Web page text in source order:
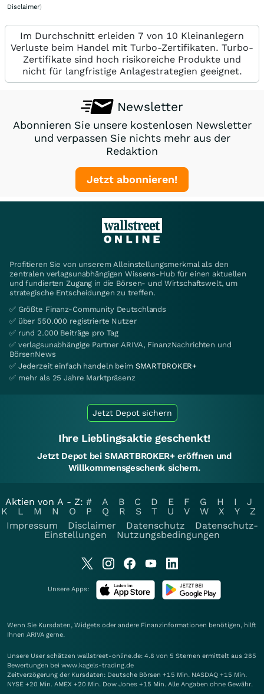
Disclaimer)
Im Durchschnitt erleiden 7 von 10 Kleinanlegern
Verluste beim Handel mit Turbo-Zertifikaten. Turbo-
Zertifikate sind hoch risikoreiche Produkte und
nicht für langfristige Anlagestrategien geeignet.
Newsletter
Abonnieren Sie unsere kostenlosen Newsletter
und verpassen Sie nichts mehr aus der
Redaktion
Jetzt abonnieren!
Profitieren Sie von unserem Alleinstellungsmerkmal als den
zentralen verlagsunabhängigen Wissens-Hub für einen aktuellen
und fundierten Zugang in die Börsen- und Wirtschaftswelt, um
strategische Entscheidungen zu treffen.
✅ Größte Finanz-Community Deutschlands
✅ über 550.000 registrierte Nutzer
✅ rund 2.000 Beiträge pro Tag
✅ verlagsunabhängige Partner ARIVA, FinanzNachrichten und
BörsenNews
✅ Jederzeit einfach handeln beim SMARTBROKER+
✅ mehr als 25 Jahre Marktpräsenz
Jetzt Depot sichern
Ihre Lieblingsaktie geschenkt!
Jetzt Depot bei SMARTBROKER+ eröffnen und
Willkommensgeschenk sichern.
Aktien von A - Z: # A B C D E F G H I
J
K
L M N O P Q R S T U V W X Y
Z
Impressum
Disclaimer Datenschutz
Datenschutz-
Einstellungen
Nutzungsbedingungen
Unsere Apps:
Wenn Sie Kursdaten, Widgets oder andere Finanzinformationen benötigen, hilft
Ihnen ARIVA gerne.
Unsere User schätzen wallstreet-online.de: 4.8 von 5 Sternen ermittelt aus 285
Bewertungen bei www.kagels-trading.de
Zeitverzögerung der Kursdaten: Deutsche Börsen +15 Min. NASDAQ +15 Min.
NYSE +20 Min. AMEX +20 Min. Dow Jones +15 Min. Alle Angaben ohne Gewähr.